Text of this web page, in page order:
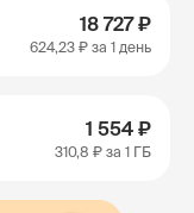
18 727 ₽
624,23 ₽ за 1 день
1 554 ₽
310,8 ₽ за 1 ГБ